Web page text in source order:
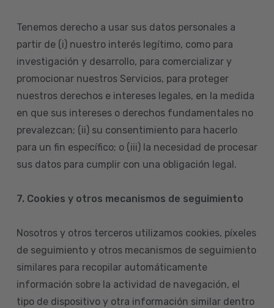
Tenemos derecho a usar sus datos personales a
partir de (i) nuestro interés legítimo, como para
investigación y desarrollo, para comercializar y
promocionar nuestros Servicios, para proteger
nuestros derechos e intereses legales, en la medida
en que sus intereses o derechos fundamentales no
prevalezcan; (ii) su consentimiento para hacerlo
para un fin específico; o (iii) la necesidad de procesar
sus datos para cumplir con una obligación legal.
7. Cookies y otros mecanismos de seguimiento
Nosotros y otros terceros utilizamos cookies, píxeles
de seguimiento y otros mecanismos de seguimiento
similares para recopilar automáticamente
información sobre la actividad de navegación, el
tipo de dispositivo y otra información similar dentro